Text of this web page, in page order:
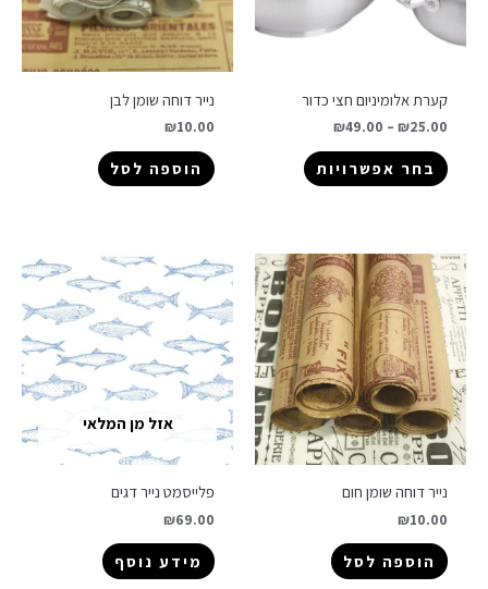
קערת אלומיניום חצי כדור
₪25.00
–
₪49.00
בחר אפשרויות
נייר דוחה שומן לבן
₪10.00
הוספה לסל
נייר דוחה שומן חום
₪10.00
הוספה לסל
אזל מן המלאי
פלייסמט נייר דגים
₪69.00
מידע נוסף